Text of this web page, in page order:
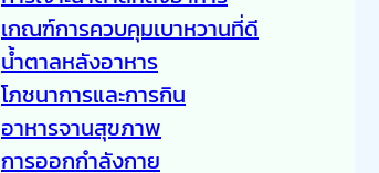
เกณฑ์การควบคุมเบาหวานที่ดี
น้ำตาลหลังอาหาร
โภชนาการและการกิน
อาหารจานสุขภาพ
การออกกำลังกาย